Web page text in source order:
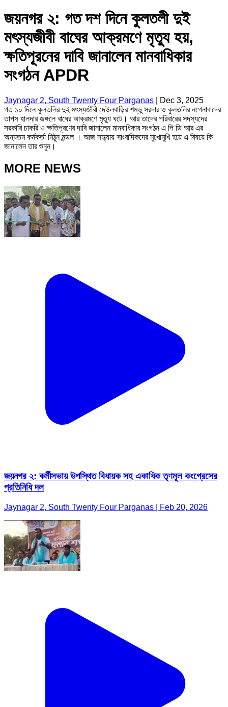
জয়নগর ২: গত দশ দিনে কুলতলী দুই
মৎস্যজীবী বাঘের আক্রমণে মৃত্যু হয়,
ক্ষতিপূরনের দাবি জানালেন মানবাধিকার
সংগঠন APDR
Jaynagar 2, South Twenty Four Parganas
Dec 3, 2025
গত ১০ দিনে কুলতলির দুই মৎস্যজীবী দেউলবাড়ির শম্ভু সরদার ও কুলতলির নগেনাবাদের
তাপস হালদার জঙ্গলে বাঘের আক্রমণে মৃত্যু ঘটে। আর তাদের পরিবারের সদস্যদের
সরকারি চাকরি ও ক্ষতিপূরণের দাবি জানালেন মানবাধিকার সংগঠন এ পি ডি আর এর
অন্যতম কর্মকর্তা মিঠুন মন্ডল । আজ সন্ধ্যায় সাংবাদিকদের মুখোমুখি হয়ে এ বিষয়ে কি
জানালেন তার শুনুন।
MORE NEWS
জয়নগর ২: কর্মীসভায় উপস্থিত বিধায়ক সহ একাধিক তৃণমূল কংগ্রেসের
প্রতিনিধি দল
Jaynagar 2, South Twenty Four Parganas | Feb 20, 2026